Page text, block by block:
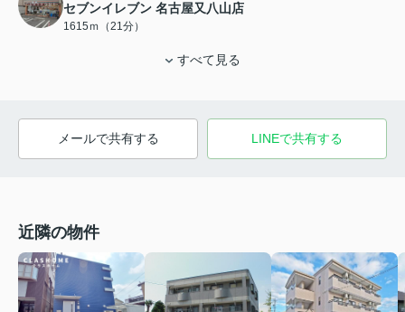
セブンイレブン 名古屋又八山店
1615ｍ（21分）
すべて見る
メールで共有する LINEで共有する
近隣の物件